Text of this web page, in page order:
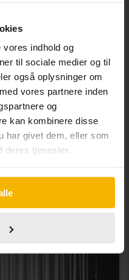
indhold og
til sociale medier og til
også oplysninger om
vores partnere inden
og
kan kombinere disse
har givet dem, eller som
deres tjenester.
Kommer snart